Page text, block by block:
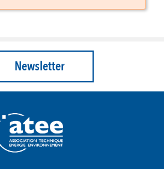
Newsletter